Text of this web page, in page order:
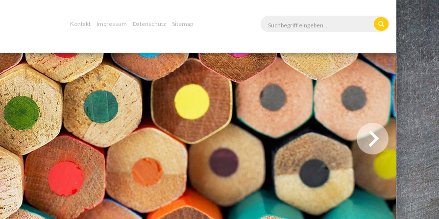
Kontakt Impressum Datenschutz Sitemap